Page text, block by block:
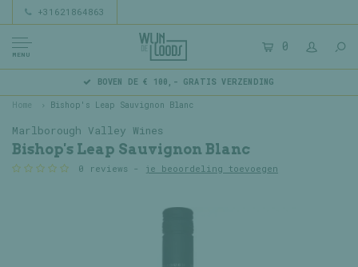
+31621864863
MENU
0
BOVEN DE € 100,- GRATIS VERZENDING
Home Bishop's Leap Sauvignon Blanc
Marlborough Valley Wines
Bishop's Leap Sauvignon Blanc
0 reviews - je beoordeling toevoegen